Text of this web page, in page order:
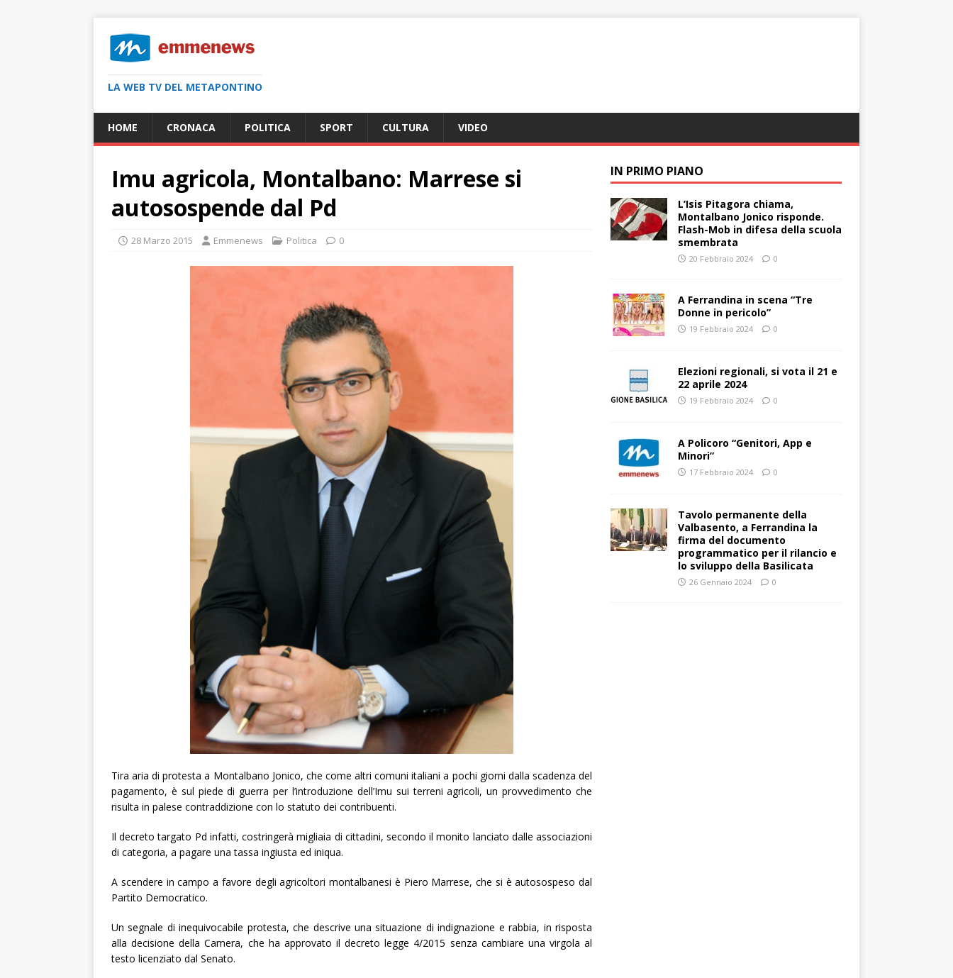
LA WEB TV DEL METAPONTINO
HOME CRONACA POLITICA SPORT CULTURA VIDEO
Imu agricola, Montalbano: Marrese si
autosospende dal Pd
28 Marzo 2015 Emmenews Politica 0
Tira aria di protesta a Montalbano Jonico, che come altri comuni italiani a pochi giorni dalla scadenza del
pagamento, è sul piede di guerra per l’introduzione dell’Imu sui terreni agricoli, un provvedimento che
risulta in palese contraddizione con lo statuto dei contribuenti.
Il decreto targato Pd infatti, costringerà migliaia di cittadini, secondo il monito lanciato dalle associazioni
di categoria, a pagare una tassa ingiusta ed iniqua.
A scendere in campo a favore degli agricoltori montalbanesi è Piero Marrese, che si è autosospeso dal
Partito Democratico.
Un segnale di inequivocabile protesta, che descrive una situazione di indignazione e rabbia, in risposta
alla decisione della Camera, che ha approvato il decreto legge 4/2015 senza cambiare una virgola al
testo licenziato dal Senato.
IN PRIMO PIANO
L’Isis Pitagora chiama,
Montalbano Jonico risponde.
Flash-Mob in difesa della scuola
smembrata
20 Febbraio 2024 0
A Ferrandina in scena “Tre
Donne in pericolo”
19 Febbraio 2024 0
Elezioni regionali, si vota il 21 e
22 aprile 2024
19 Febbraio 2024 0
A Policoro “Genitori, App e
Minori”
17 Febbraio 2024 0
Tavolo permanente della
Valbasento, a Ferrandina la
firma del documento
programmatico per il rilancio e
lo sviluppo della Basilicata
26 Gennaio 2024 0